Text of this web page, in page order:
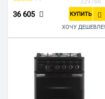
329766
36 605 КУПИТЬ
ХОЧУ ДЕШЕВЛЕ!